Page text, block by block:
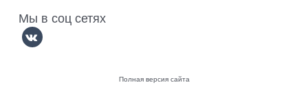
Мы в соц сетях
Полная версия сайта